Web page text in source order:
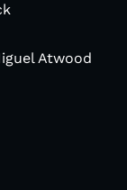
Atwood